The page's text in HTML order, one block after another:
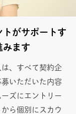
がサポートす
みます
、すべて契約企
いただいた内容
ズにエントリー
ら個別にスカウ